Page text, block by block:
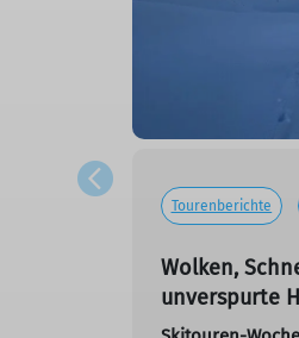
Tourenberichte
Wolken,
unverspurte